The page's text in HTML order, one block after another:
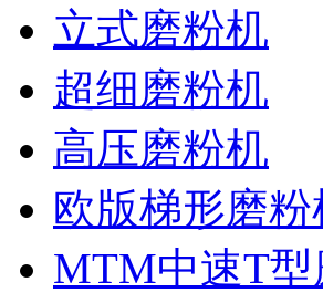
立式磨粉机
超细磨粉机
高压磨粉机
欧版梯形磨粉
MTM中速T型